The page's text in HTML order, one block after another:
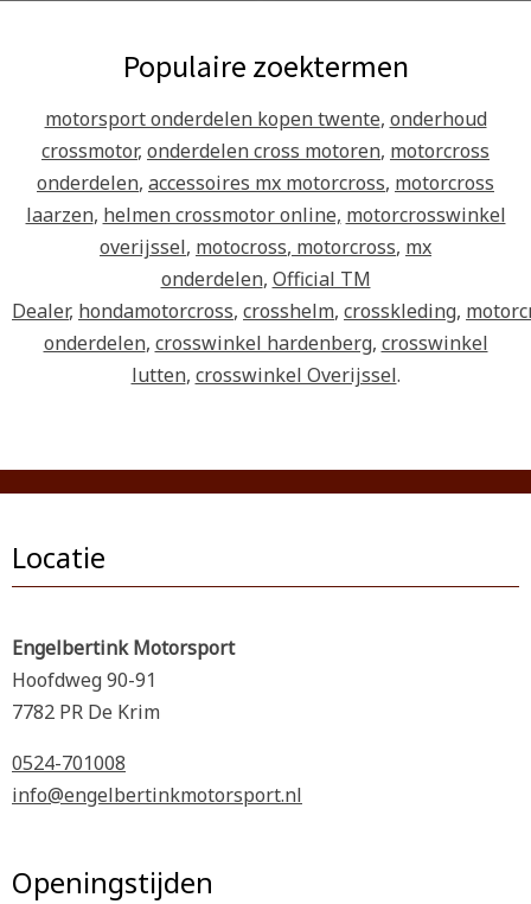
Populaire zoektermen
motorsport onderdelen kopen twente, onderhoud
crossmotor, onderdelen cross motoren, motorcross
onderdelen, accessoires mx motorcross, motorcross
laarzen, helmen crossmotor online, motorcrosswinkel
overijssel, motocross, motorcross, mx
onderdelen, Official TM
Dealer, hondamotorcross, crosshelm, crosskleding,
onderdelen, crosswinkel hardenberg, crosswinkel
lutten, crosswinkel Overijssel.
Locatie
Engelbertink Motorsport
Hoofdweg 90-91
7782 PR De Krim
0524-701008
info@engelbertinkmotorsport.nl
Openingstijden